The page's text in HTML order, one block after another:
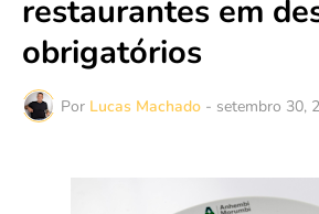
restaurantes em
obrigatórios
Por Lucas Machado - setembro 30,